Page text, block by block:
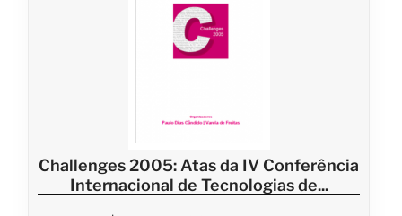
Challenges 2005: Atas da IV Conferência
Internacional de Tecnologias de...